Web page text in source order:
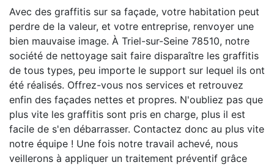
Avec des graffitis sur sa façade, votre habitation peut
perdre de la valeur, et votre entreprise, renvoyer une
bien mauvaise image. À Triel-sur-Seine 78510, notre
société de nettoyage sait faire disparaître les graffitis
de tous types, peu importe le support sur lequel ils ont
été réalisés. Offrez-vous nos services et retrouvez
enfin des façades nettes et propres. N'oubliez pas que
plus vite les graffitis sont pris en charge, plus il est
facile de s'en débarrasser. Contactez donc au plus vite
notre équipe ! Une fois notre travail achevé, nous
veillerons à appliquer un traitement préventif grâce